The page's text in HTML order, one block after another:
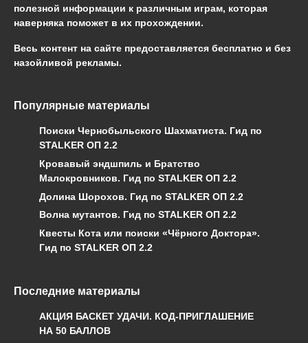
полезной информации к различным играм, которая
наверняка поможет в их прохождении.
Весь контент на сайте предоставляется бесплатно и без
назойливой рекламы.
Популярные материалы
Поиски Чернобыльского Шахматиста. Гид по
STALKER ОП 2.2
Кровавый эндшпиль и Братство
Малокровников. Гид по STALKER ОП 2.2
Долина Шорохов. Гид по STALKER ОП 2.2
Волна мутантов. Гид по STALKER ОП 2.2
Квесты Кота или поиски «Чёрного Доктора».
Гид по STALKER ОП 2.2
Последние материалы
АКЦИЯ БАСКЕТ УДАЧИ. КОД-ПРИГЛАШЕНИЕ
НА 50 БАЛЛОВ